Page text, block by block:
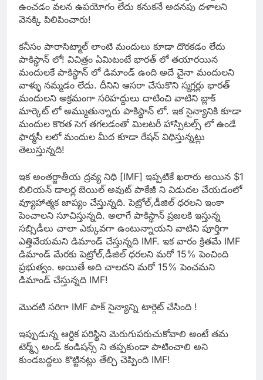
ఉంచడం వలన ఉపయోగం లేదు కనుకనే అదనపు దళాలని
వెనక్కి పిలిపించారు!
కనీసం పారాసిట్మాల్ లాంటి మందులు కూడా దొరకడం లేదు
పాకిస్థాన్ లో! విచిత్రం ఏమిటంటే భారత్ లో తయారయిన
మందులకే పాకిస్థాన్ లో డిమాండ్ ఉంది అదే చైనా మందులని
వాళ్ళు నమ్మడం లేదు. దీనిని ఆసరా చేసుకొని స్మగ్లర్లు భారత్
మందులని అక్రమంగా సరిహద్దులు దాటించి వాటిని బ్లాక్
మార్కెట్ లో అమ్ముతున్నారు పాకిస్థాన్ లో. ఇక సైన్యానికి కూడా
మందుల కొరత సెగ తగలడంతో మిలటరీ హాస్పిటల్స్ లో ఉండే
ఫార్మసీ లలో మందుల మీద కూడా రేషన్ విధిస్తున్నట్లు
తెలుస్తున్నది!
ఇక అంతర్జాతీయ ద్రవ్య నిధి [IMF] ఇప్పటికే ఖరారు అయిన $1
బిలియన్ డాలర్ల బెయిల్ అవుట్ పాకేజీ ని విడుదల చేయడంలో
వ్యూహాత్మక జాప్యం చేస్తున్నది. పెట్రోల్,డీజిల్ ధరలని ఇంకా
పెంచాలని సూచిస్తున్నది. అలాగే పాకిస్థాన్ ప్రజలకి ఇస్తున్న
సబ్సిడీలు చాలా ఎక్కువగా ఉంటున్నాయని వాటిని పూర్తిగా
ఎత్తివేయమని డిమాండ్ చేస్తున్నది IMF. ఇక వారం క్రితమే IMF
డిమాండ్ మేరకు పెట్రోల్,డీజిల్ ధరలని మరో 15% పెంచింది
ప్రభుత్వం. అయితే అది చాలదని మరో 15% పెంచమని
డిమాండ్ చేస్తున్నది IMF!
మొదటి సరిగా IMF పాక్ సైన్యాన్ని టార్గెట్ చేసింది !
ఇప్పుడున్న ఆర్ధిక పరిస్థిని మెరుగుపరుచుకోవాలి అంటే తమ
టెర్మ్స్ అండ్ కండిషన్స్ ని తప్పకుండా పాటించాలి అని
కుండబద్దలు కొట్టినట్లు తేల్చి చెప్పింది IMF!